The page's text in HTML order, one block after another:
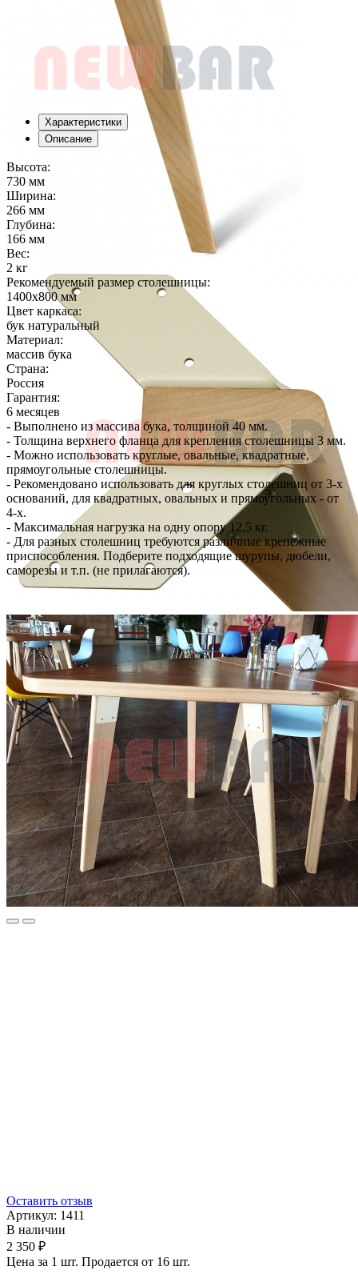
Характеристики
Описание
Высота:
730 мм
Ширина:
266 мм
Глубина:
166 мм
Вес:
2 кг
Рекомендуемый размер столешницы:
1400х800 мм
Цвет каркаса:
бук натуральный
Материал:
массив бука
Страна:
Россия
Гарантия:
6 месяцев
- Выполнено из массива бука, толщиной 40 мм.
- Толщина верхнего фланца для крепления столешницы 3 мм.
- Можно использовать круглые, овальные, квадратные,
прямоугольные столешницы.
- Рекомендовано использовать для круглых столешниц от 3-х
оснований, для квадратных, овальных и прямоугольных - от
4-х.
- Максимальная нагрузка на одну опору 12,5 кг.
- Для разных столешниц требуются различные крепежные
приспособления. Подберите подходящие шурупы, дюбели,
саморезы и т.п. (не прилагаются).
Оставить отзыв
Артикул: 1411
В наличии
2 350 ₽
Цена за 1 шт. Продается от 16 шт.